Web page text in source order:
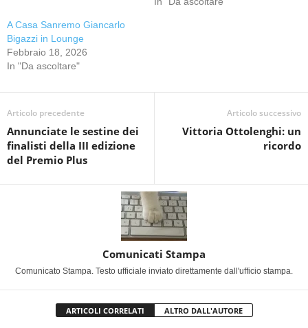
A Casa Sanremo Giancarlo
Bigazzi in Lounge
Febbraio 18, 2026
In "Da ascoltare"
Articolo precedente
Annunciate le sestine dei
finalisti della III edizione
del Premio Plus
Articolo successivo
Vittoria Ottolenghi: un
ricordo
Comunicati Stampa
Comunicato Stampa. Testo ufficiale inviato direttamente dall'ufficio stampa.
ARTICOLI CORRELATI ALTRO DALL'AUTORE